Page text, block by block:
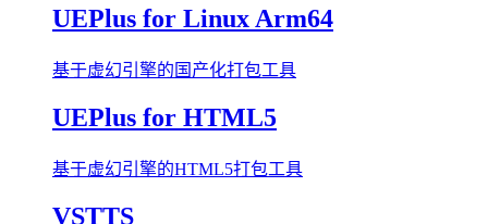
UEPlus for Linux Arm64
基于虚幻引擎的国产化打包工具
UEPlus for HTML5
基于虚幻引擎的HTML5打包工具
VSTTS